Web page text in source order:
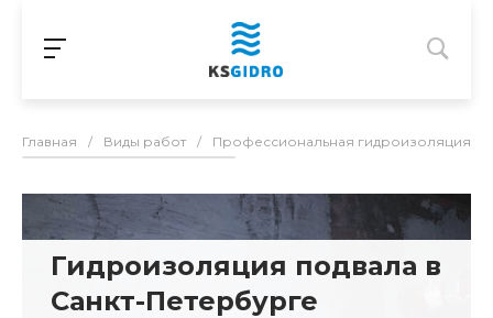
Главная / Виды работ / Профессиональная гидроизоляция в
Гидроизоляция подвала в
Санкт-Петербурге